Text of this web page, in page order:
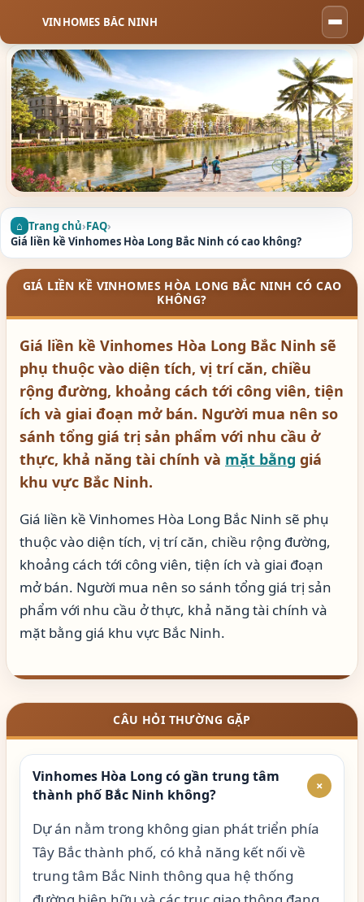
VINHOMES BẮC NINH
Trang chủ›FAQ›
Giá liền kề Vinhomes Hòa Long Bắc Ninh có cao không?
GIÁ LIỀN KỀ VINHOMES HÒA LONG BẮC NINH CÓ CAO
KHÔNG?
Giá liền kề Vinhomes Hòa Long Bắc Ninh sẽ
phụ thuộc vào diện tích, vị trí căn, chiều
rộng đường, khoảng cách tới công viên, tiện
ích và giai đoạn mở bán. Người mua nên so
sánh tổng giá trị sản phẩm với nhu cầu ở
thực, khả năng tài chính và mặt bằng giá
khu vực Bắc Ninh.
Giá liền kề Vinhomes Hòa Long Bắc Ninh sẽ phụ
thuộc vào diện tích, vị trí căn, chiều rộng đường,
khoảng cách tới công viên, tiện ích và giai đoạn
mở bán. Người mua nên so sánh tổng giá trị sản
phẩm với nhu cầu ở thực, khả năng tài chính và
mặt bằng giá khu vực Bắc Ninh.
CÂU HỎI THƯỜNG GẶP
Vinhomes Hòa Long có gần trung tâm
thành phố Bắc Ninh không?
+
Dự án nằm trong không gian phát triển phía
Tây Bắc thành phố, có khả năng kết nối về
trung tâm Bắc Ninh thông qua hệ thống